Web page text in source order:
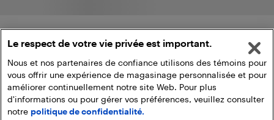
Le respect de votre vie privée est important.
Nous et nos partenaires de confiance utilisons des témoins pour
vous offrir une expérience de magasinage personnalisée et pour
améliorer continuellement notre site Web. Pour plus
d'informations ou pour gérer vos préférences, veuillez consulter
notre politique de confidentialité.